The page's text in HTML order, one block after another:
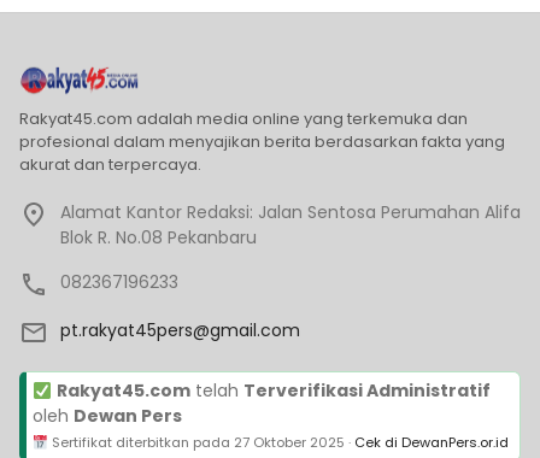
Rakyat45.com adalah media online yang terkemuka dan
profesional dalam menyajikan berita berdasarkan fakta yang
akurat dan terpercaya.
Alamat Kantor Redaksi: Jalan Sentosa Perumahan Alifa
Blok R. No.08 Pekanbaru
082367196233
pt.rakyat45pers@gmail.com
Rakyat45.comtelah Terverifikasi Administratif
oleh Dewan Pers
Sertifikat diterbitkan pada 27 Oktober 2025 · Cek di DewanPers.or.id